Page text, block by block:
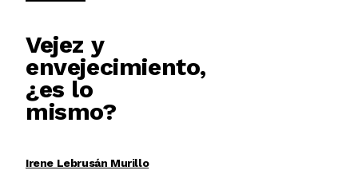
Vejez y
envejecimiento,
¿es lo
mismo?
Irene Lebrusán Murillo